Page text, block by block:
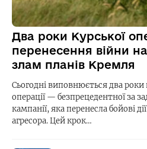
Два роки Курської
перенесення війни
злам планів Кремля
Сьогодні виповнюється два роки
операції — безпрецедентної за
кампанії, яка перенесла бойові
агресора. Цей крок…